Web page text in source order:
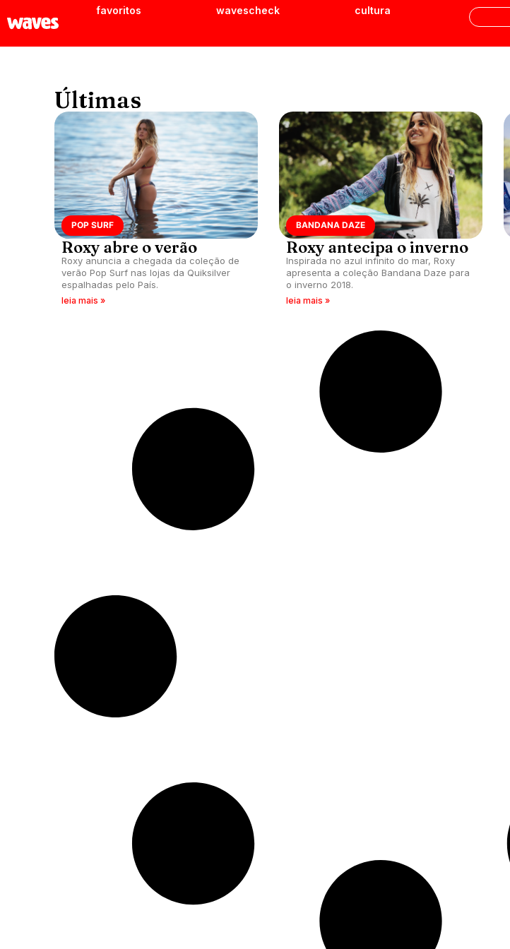
favoritos wavescheck cultura
Últimas
POP SURF
Roxy abre o verão
Roxy anuncia a chegada da coleção de
verão Pop Surf nas lojas da Quiksilver
espalhadas pelo País.
leia mais »
BANDANA DAZE
Roxy antecipa o inverno
Inspirada no azul infinito do mar, Roxy
apresenta a coleção Bandana Daze para
o inverno 2018.
leia mais »